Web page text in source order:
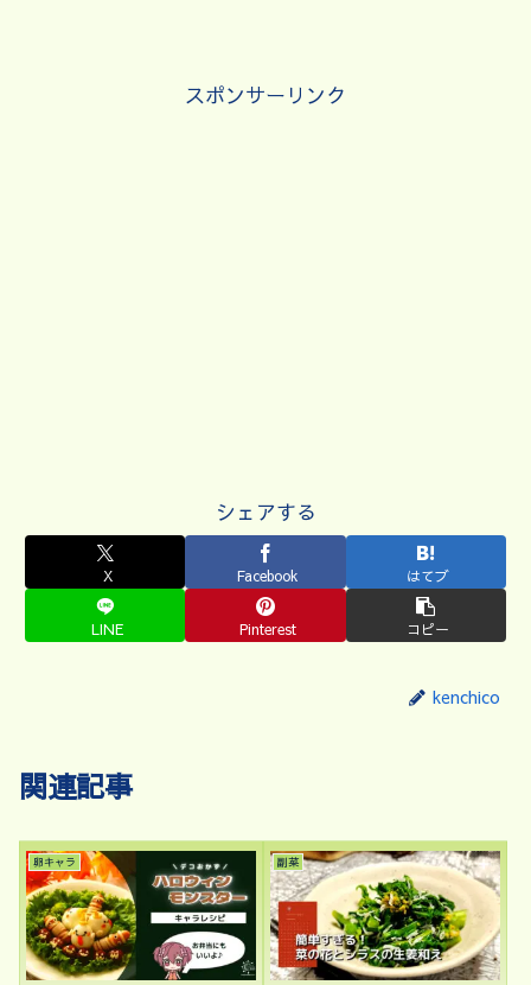
スポンサーリンク
シェアする
X Facebook はてブ
LINE Pinterest コピー
kenchico
関連記事
卵キャラ 副菜